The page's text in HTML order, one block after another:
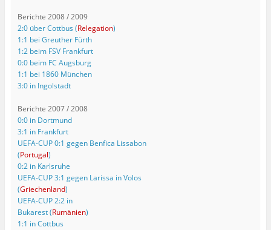
Berichte 2008 / 2009
2:0 über Cottbus (Relegation)
1:1 bei Greuther Fürth
1:2 beim FSV Frankfurt
0:0 beim FC Augsburg
1:1 bei 1860 München
3:0 in Ingolstadt
Berichte 2007 / 2008
0:0 in Dortmund
3:1 in Frankfurt
UEFA-CUP 0:1 gegen Benfica Lissabon
(Portugal)
0:2 in Karlsruhe
UEFA-CUP 3:1 gegen Larissa in Volos
(Griechenland)
UEFA-CUP 2:2 in
Bukarest (Rumänien)
1:1 in Cottbus